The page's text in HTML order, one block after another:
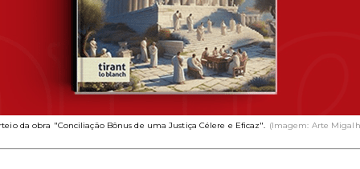
da obra "Conciliação Bônus de uma Justiça Célere e Eficaz". (Imagem: Arte